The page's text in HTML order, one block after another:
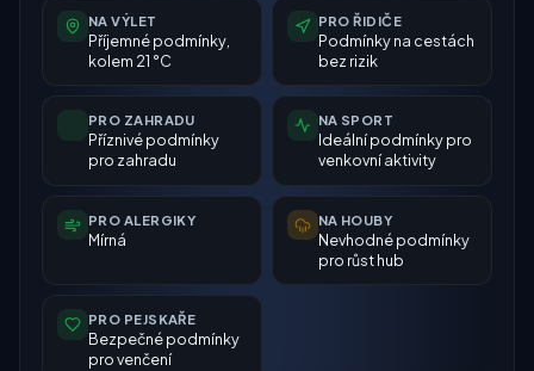
NA VÝLET
Příjemné podmínky,
kolem 21 °C
PRO ŘIDIČE
Podmínky na cestách
bez rizik
PRO ZAHRADU
Příznivé podmínky
pro zahradu
NA SPORT
Ideální podmínky pro
venkovní aktivity
PRO ALERGIKY
Mírná
NA HOUBY
Nevhodné podmínky
pro růst hub
PRO PEJSKAŘE
Bezpečné podmínky
pro venčení